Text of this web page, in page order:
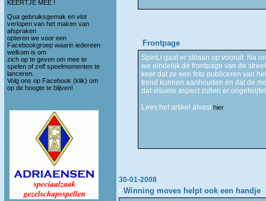
KEERTJE MEE !
Qua gebruiksgemak en vlot
verlopen van het maken van
afspraken
opteren we voor een
Facebookgroep waarin iedereen
welkom is om
zich op te geven om mee te
spelen of zelf speelmomenten te
lanceren.
Volg ons op Facebook (klik) om
op de hoogte te blijven!
Frontpage
SpinLi gaat er stilaan op vooruit. Na
we eindelijk de frontpage van de
keer dat ze een foto publiceren van
trend kunnen aanhouden en dat de
dat visuele aspect zullen er
Lees het artikel alvast hier.
30-01-2008
Winning moves helpt ook een handje